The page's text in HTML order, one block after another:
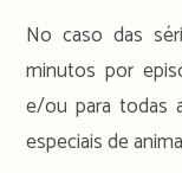
No caso das
minutos por
e/ou para todas
especiais de